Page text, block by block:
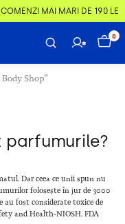
MAI MARI DE 190 LEI
0
Shop”
parfumurile?
Dar ceea ce unii spun nu
folosește în jur de 3000
au fost considerate toxice de
and Health-NIOSH. FDA